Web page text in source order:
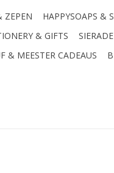
ZEPEN HAPPYSOAPS &
& GIFTS
& MEESTER CADEAUS